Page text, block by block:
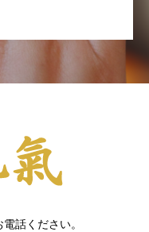
話ください。